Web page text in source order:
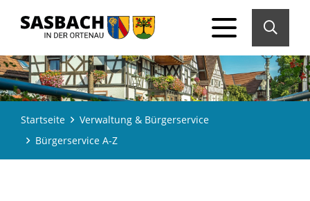
Startseite
Verwaltung & Bürgerservice
Bürgerservice A-Z